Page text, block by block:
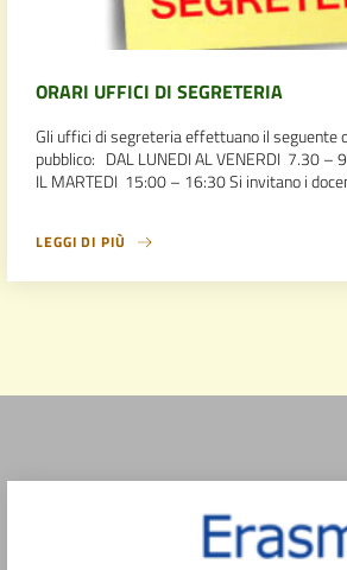
ORARI UFFICI DI SEGRETERIA
Gli uffici di segreteria effettuano il seguente
pubblico: DAL LUNEDI AL VENERDI 7.30
IL MARTEDI 15:00 – 16:30 Si invitano i
LEGGI DI PIÙ